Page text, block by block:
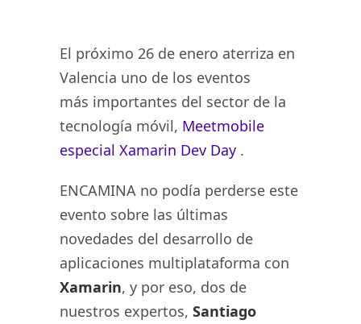
El próximo 26 de enero aterriza en
Valencia uno de los eventos
más importantes del sector de la
tecnología móvil, Meetmobile
especial Xamarin Dev Day .
ENCAMINA no podía perderse este
evento sobre las últimas
novedades del desarrollo de
aplicaciones multiplataforma con
Xamarin, y por eso, dos de
nuestros expertos, Santiago